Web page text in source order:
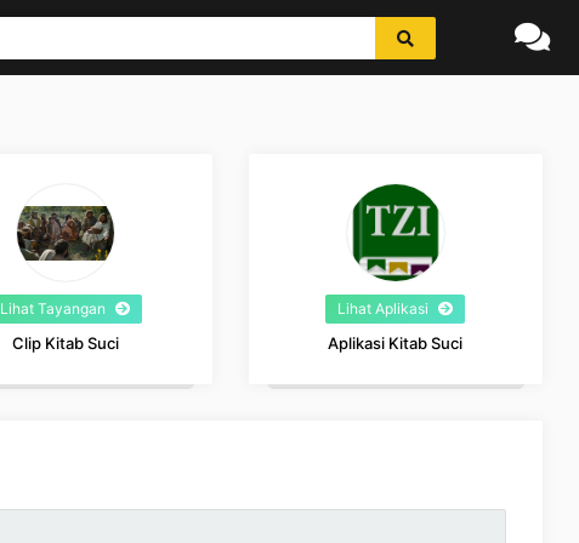
Lihat Tayangan
Clip Kitab Suci
Lihat Aplikasi
Aplikasi Kitab Suci